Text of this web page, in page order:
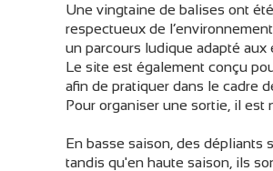
Une vingtaine de balises ont
respectueux de
un parcours ludique adapté aux
Le site est également conçu
afin de pratiquer dans le cadre
Pour organiser une sortie, il est
En basse saison, des dépliants
tandis qu'en haute saison, ils